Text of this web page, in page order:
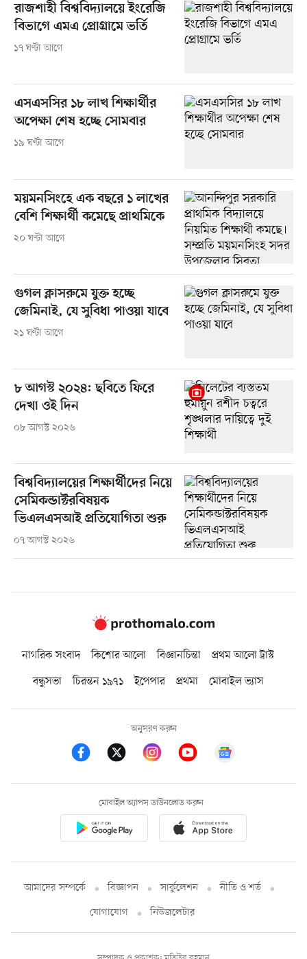
রাজশাহী বিশ্ববিদ্যালয়ে ইংরেজি
বিভাগে এমএ প্রোগ্রামে ভর্তি
১৭ ঘণ্টা আগে
এসএসসির ১৮ লাখ শিক্ষার্থীর
অপেক্ষা শেষ হচ্ছে সোমবার
১৯ ঘণ্টা আগে
ময়মনসিংহে এক বছরে ১ লাখের
বেশি শিক্ষার্থী কমেছে প্রাথমিকে
২০ ঘণ্টা আগে
গুগল ক্লাসরুমে যুক্ত হচ্ছে
জেমিনাই, যে সুবিধা পাওয়া যাবে
২১ ঘণ্টা আগে
৮ আগস্ট ২০২৪: ছবিতে ফিরে
দেখা ওই দিন
০৮ আগস্ট ২০২৬
বিশ্ববিদ্যালয়ের শিক্ষার্থীদের নিয়ে
সেমিকন্ডাক্টরবিষয়ক
ভিএলএসআই প্রতিযোগিতা শুরু
০৭ আগস্ট ২০২৬
নাগরিক সংবাদ কিশোর আলো বিজ্ঞানচিন্তা
প্রথম আলো ট্রাস্ট
বন্ধুসভা
চিরন্তন ১৯৭১ ইপেপার প্রথমা মোবাইল ভ্যাস
অনুসরণ করুন
মোবাইল অ্যাপস ডাউনলোড করুন
আমাদের সম্পর্কে বিজ্ঞাপন সার্কুলেশন
নীতি ও শর্ত
যোগাযোগ
নিউজলেটার